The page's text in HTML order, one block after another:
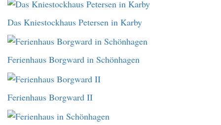
Das Kniestockhaus Petersen in Karby
Ferienhaus Borgward in Schönhagen
Ferienhaus Borgward II